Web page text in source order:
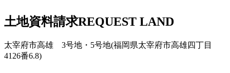
土地資料請求REQUEST LAND
太宰府市高雄 3号地・5号地(福岡県太宰府市高雄四丁目
4126番6.8)